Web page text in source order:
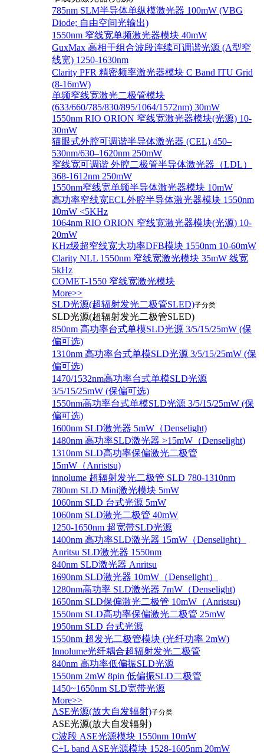
785nm SLM半导体单纵模激光器 100mW (VBG
Diode; 自由空间光输出)
1550nm 窄线宽单频激光器模块 40mW
GuxMax 高相干组合波段连续可调谐光源 (A型窄
线宽) 1250-1630nm
Clarity PFR 精密频率激光器模块 C Band ITU Grid
(8-16mW)
单频窄线宽激光二极管模块
(633/660/785/830/895/1064/1572nm) 30mW
1550nm RIO ORION 窄线宽激光器模块(光源) 10-
30mW
猫眼式外腔可调谐半导体激光器 (CEL) 450–
530nm/630–1620nm 250mW
窄线宽可调谐 外腔二极管半导体激光器（LDL）
368-1612nm 250mW
1550nm窄线宽单频半导体激光器模块 10mW
高功率窄线宽ECL外腔半导体激光器模块 1550nm
10mW <5KHz
1064nm RIO ORION 窄线宽激光器模块(光源) 10-
20mW
KHz级超窄线宽大功率DFB模块 1550nm 10-60mW
Clarity NLL 1550nm 窄线宽激光模块 35mW 线宽
5kHz
COMET-1550 窄线宽激光模块
More>>
SLD光源(超辐射发光二极管SLED)子分类
SLD光源(超辐射发光二极管SLED)
850nm 高功率台式单模SLD光源 3/5/15/25mW (保
偏可选)
1310nm 高功率台式单模SLD光源 3/5/15/25mW (保
偏可选)
1470/1532nm高功率台式单模SLD光源
3/5/15/25mW (保偏可选)
1550nm高功率台式单模SLD光源 3/5/15/25mW (保
偏可选)
1600nm SLD激光器 5mW（Denselight)
1480nm 高功率SLD激光器 >15mW（Denselight)
1310nm SLD高功率保偏激光二极管
15mW（Anristsu)
innolume 超辐射发光二极管 SLD 780-1310nm
780nm SLD Mini激光模块 5mW
1060nm SLD 台式光源 5mW
1060nm SLD激光二极管 40mW
1250-1650nm 超宽带SLD光源
1400nm 高功率SLD激光器 15mW（Denselight）
Anritsu SLD激光器 1550nm
840nm SLD激光器 Anritsu
1690nm SLD激光器 10mW（Denselight）
1280nm高功率 SLD激光器 7mW（Denselight)
1650nm SLD保偏激光二极管 10mW（Anristsu)
1550nm SLD高功率保偏激光二极管 25mW
1950nm SLD 台式光源
1550nm 超发光二极管模块 (光纤功率 2mW)
Innolume光纤耦合超辐射发光二极管
840nm 高功率低偏振SLD光源
1550nm 2mW 8pin 低偏振SLD二极管
1450~1650nm SLD宽带光源
More>>
ASE光源(放大自发辐射)子分类
ASE光源(放大自发辐射)
C波段 ASE光源模块 1550nm 10mW
C+L band ASE光源模块 1528-1605nm 20mW